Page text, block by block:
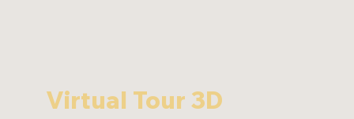
Virtual Tour 3D